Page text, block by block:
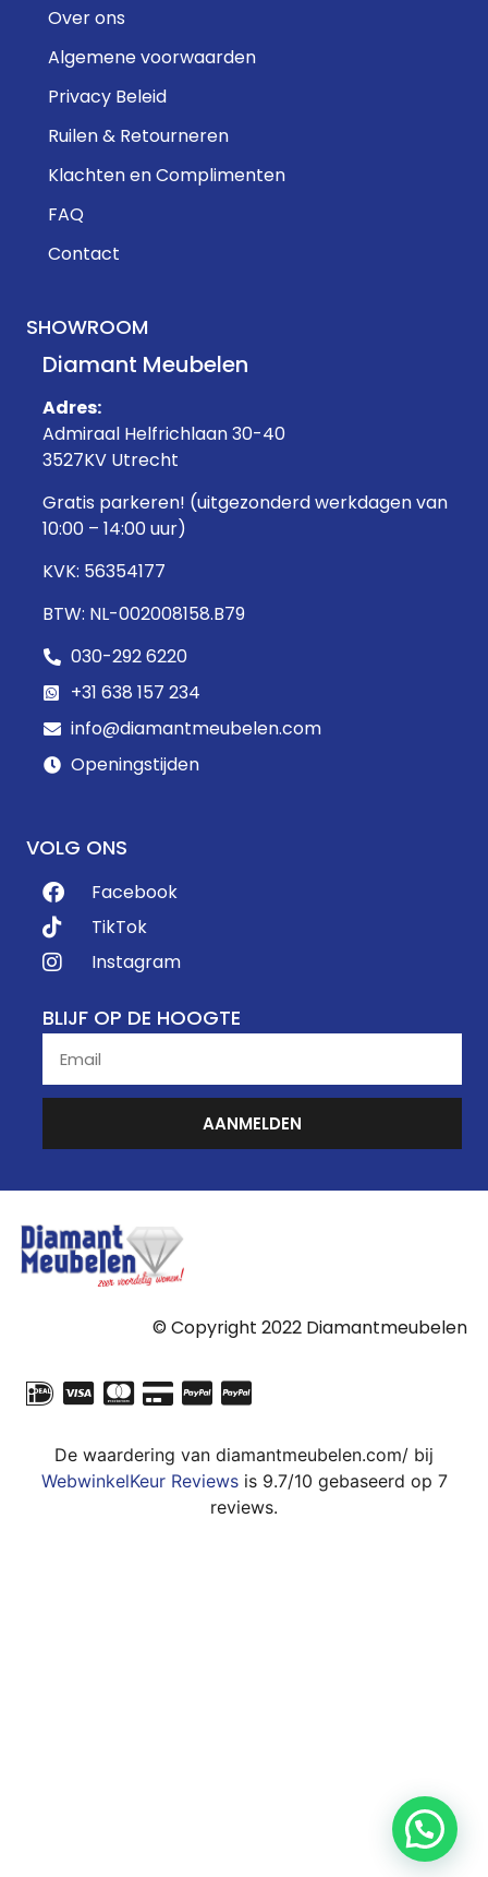
Over ons
Algemene voorwaarden
Privacy Beleid
Ruilen & Retourneren
Klachten en Complimenten
FAQ
Contact
SHOWROOM
Diamant Meubelen
Adres:
Admiraal Helfrichlaan 30-40
3527KV Utrecht
Gratis parkeren! (uitgezonderd werkdagen van
10:00 – 14:00 uur)
KVK: 56354177
BTW: NL-002008158.B79
030-292 6220
+31 638 157 234
info@diamantmeubelen.com
Openingstijden
VOLG ONS
Facebook
TikTok
Instagram
BLIJF OP DE HOOGTE
AANMELDEN
© Copyright 2022 Diamantmeubelen
De waardering van diamantmeubelen.com/ bij
WebwinkelKeur Reviewsis 9.7/10 gebaseerd op 7
reviews.